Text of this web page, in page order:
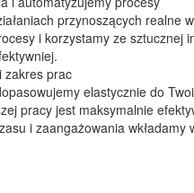
przynoszących realne
i korzystamy ze sztucznej
zakres prac
elastycznie do
pracy jest maksymalnie
i zaangażowania wkładamy